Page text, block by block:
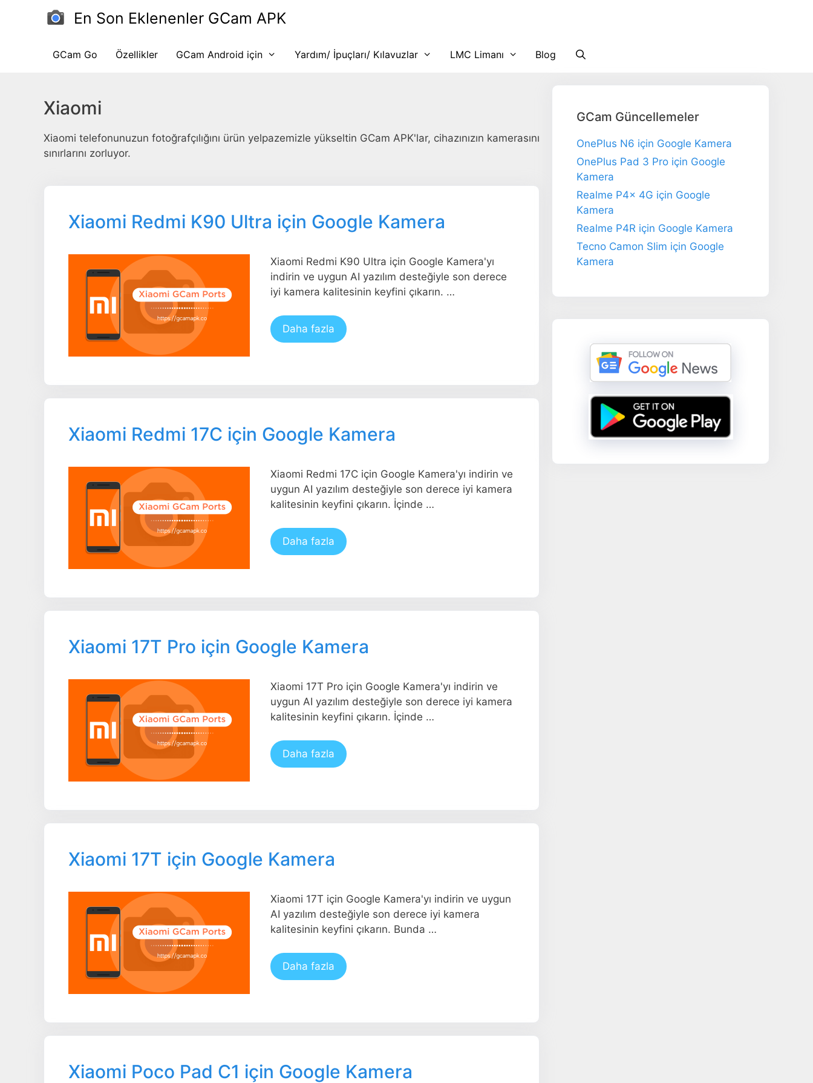
En Son Eklenenler GCam APK
GCam Go Özellikler GCam Android için Yardım/ İpuçları/ Kılavuzlar LMC Limanı Blog
Xiaomi
Xiaomi telefonunuzun fotoğrafçılığını ürün yelpazemizle yükseltin GCam APK'lar, cihazınızın kamerasını
sınırlarını zorluyor.
Xiaomi Redmi K90 Ultra için Google Kamera
Xiaomi Redmi K90 Ultra için Google Kamera'yı
indirin ve uygun AI yazılım desteğiyle son derece
iyi kamera kalitesinin keyfini çıkarın. …
Daha fazla
Xiaomi Redmi 17C için Google Kamera
Xiaomi Redmi 17C için Google Kamera'yı indirin ve
uygun AI yazılım desteğiyle son derece iyi kamera
kalitesinin keyfini çıkarın. İçinde …
Daha fazla
Xiaomi 17T Pro için Google Kamera
Xiaomi 17T Pro için Google Kamera'yı indirin ve
uygun AI yazılım desteğiyle son derece iyi kamera
kalitesinin keyfini çıkarın. İçinde …
Daha fazla
Xiaomi 17T için Google Kamera
Xiaomi 17T için Google Kamera'yı indirin ve uygun
AI yazılım desteğiyle son derece iyi kamera
kalitesinin keyfini çıkarın. Bunda …
Daha fazla
Xiaomi Poco Pad C1 için Google Kamera
GCam Güncellemeler
OnePlus N6 için Google Kamera
OnePlus Pad 3 Pro için Google
Kamera
Realme P4x 4G için Google
Kamera
Realme P4R için Google Kamera
Tecno Camon Slim için Google
Kamera